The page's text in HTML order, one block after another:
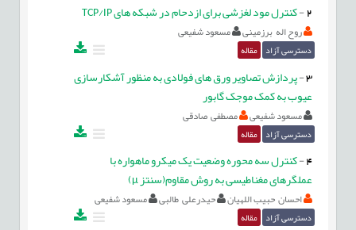
2
-کنترل مود لغزشی برای ازدحام در شبکه های TCP/IP
روح اله برزمینی مسعود شفیعی
دسترسی آزاد مقاله
3
-پردازش تصاویر ورق های فولادی به منظور آشکارسازی
عیوب به کمک موجک گابور
مسعود شفیعی مصطفی صادقی
دسترسی آزاد مقاله
4
-کنترل سه محوره وضعیت یک میکرو ماهواره با
عملگرهای مغناطیسی به روش مقاوم(سنتز µ)
احسان حبیب اللهیان حیدرعلی طالبی مسعود شفیعی
دسترسی آزاد مقاله